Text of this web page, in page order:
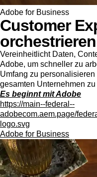
Adobe for Business
Customer
Vereinheitlicht Daten,
Adobe, um schneller zu
Umfang zu
gesamten Unternehmen
Es beginnt mit Adobe
https://main--federal--
adobecom.aem.page/
logo.svg
Adobe for Business